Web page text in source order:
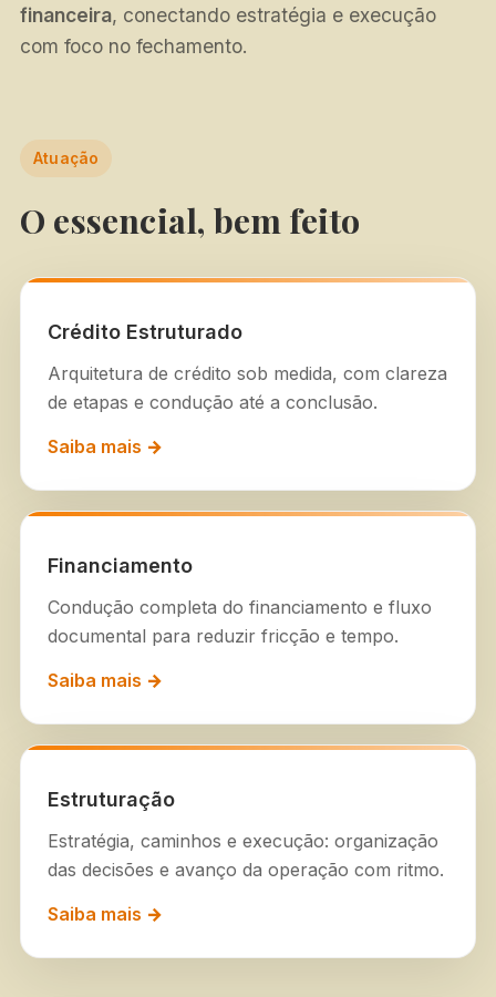
financeira, conectando estratégia e execução
com foco no fechamento.
Atuação
O essencial, bem feito
Crédito Estruturado
Arquitetura de crédito sob medida, com clareza
de etapas e condução até a conclusão.
Saiba mais →
Financiamento
Condução completa do financiamento e fluxo
documental para reduzir fricção e tempo.
Saiba mais →
Estruturação
Estratégia, caminhos e execução: organização
das decisões e avanço da operação com ritmo.
Saiba mais →